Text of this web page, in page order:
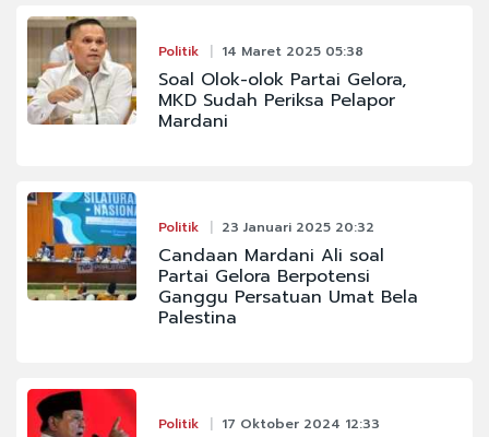
Politik 14 Maret 2025 05:38
Soal Olok-olok Partai Gelora,
MKD Sudah Periksa Pelapor
Mardani
Politik 23 Januari 2025 20:32
Candaan Mardani Ali soal
Partai Gelora Berpotensi
Ganggu Persatuan Umat Bela
Palestina
Politik 17 Oktober 2024 12:33